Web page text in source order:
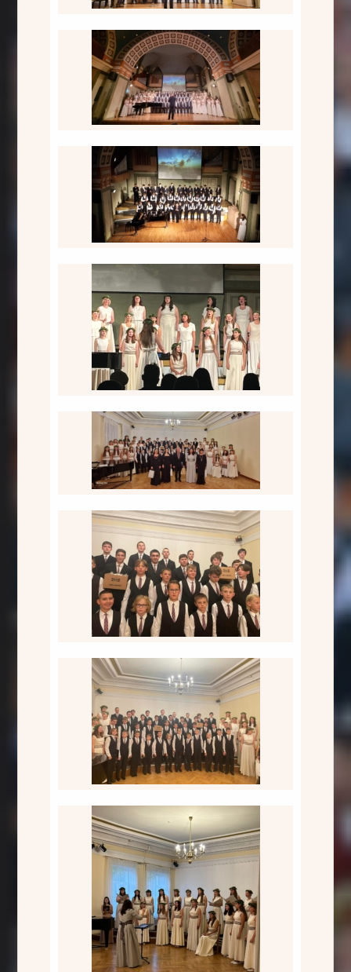
Kopkoris, Ščedrik
Mukačevas zēnu koris
Meiteņu koris
Kopkoris, Pūt vējiņi
Kopkoris, Ščedrik
Meiteņu koris, Divi puteņi